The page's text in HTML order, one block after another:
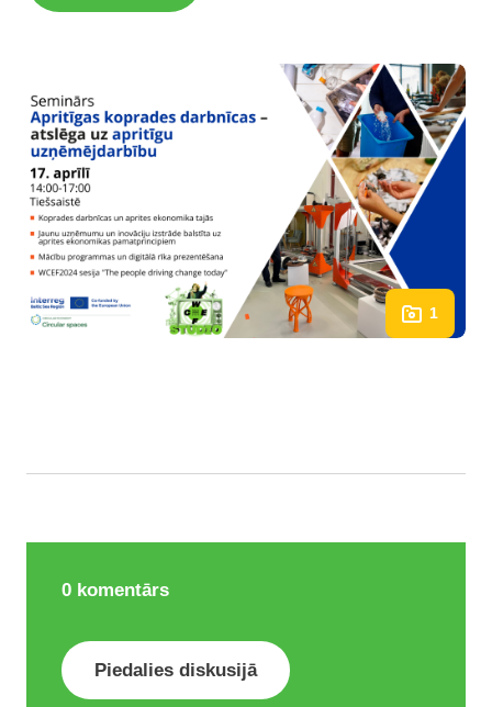
1
0 komentārs
Piedalies diskusijā